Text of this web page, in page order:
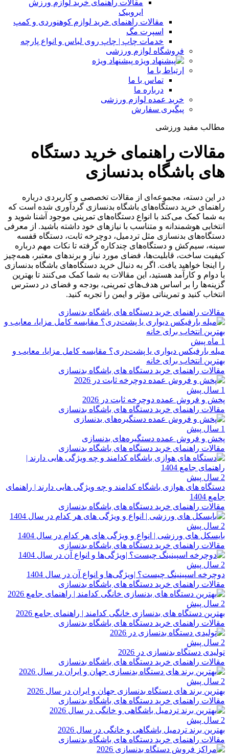
مقالات راهنمای خرید لوازم ورزش
ایروبیک
مقالات راهنمای خرید لوازم کوهنوردی و کمپ
اسپرت مگ
خدمات چاپ | چاپ روی لباس و انواع پارچه
فروشگاه لوازم ورزشی
پیشنهاد ویژه
ارتباط با ما
تماس با ما
درباره ما
خرید عمده لوازم ورزشی
پیگیری سفارش
مطالب مفید ورزشی
مقالات راهنمای خرید دستگاه
های باشگاه بدنسازی
در این دسته، مجموعه‌ای از مقالات تخصصی و کاربردی درباره
راهنمای خرید دستگاه‌های باشگاه بدنسازی گردآوری شده است که
به شما کمک می‌کند با انواع دستگاه‌های تمرینی موجود آشنا شوید و
انتخابی هوشمندانه و متناسب با نیازهای خود داشته باشید. از معرفی
دستگاه‌های بدنسازی مثل تردمیل، دوچرخه ثابت، دستگاه قفسه
سینه، سیم‌کش و دستگاه‌های چندکاره گرفته تا نکات مهم درباره
کیفیت ساخت، قابلیت‌ها، فضای مورد نیاز و برندهای معتبر، همه‌چیز
را اینجا خواهید یافت. اگر به دنبال خرید دستگاه‌های باشگاه بدنسازی
با دوام و کارآمد هستید، این مقالات به شما کمک می‌کنند تا بهترین
گزینه‌ها را بر اساس هدف‌های تمرینی، بودجه و فضای در دسترس
انتخاب کنید و تمریناتی مؤثر و ایمن را تجربه کنید.
مقالات راهنمای خرید دستگاه های باشگاه بدنسازی
1 ماه پیش
میله بارفیکس دیواری یا پشت‌دری؟ مقایسه کامل مزایا، معایب و
بهترین انتخاب برای خانه
مقالات راهنمای خرید دستگاه های باشگاه بدنسازی
1 سال پیش
پخش و فروش عمده دوچرخه ثابت در 2026
مقالات راهنمای خرید دستگاه های باشگاه بدنسازی
1 سال پیش
پخش و فروش عمده دستگیره‌های بدنسازی
مقالات راهنمای خرید دستگاه های باشگاه بدنسازی
2 سال پیش
دستگاه های هوازی باشگاه کدامند و چه ویژگی هایی دارند | راهنمای
جامع 1404
مقالات راهنمای خرید دستگاه های باشگاه بدنسازی
2 سال پیش
بایسکل های ورزشی | انواع و ویژگی های هر کدام در سال 1404
مقالات راهنمای خرید دستگاه های باشگاه بدنسازی
2 سال پیش
دوچرخه اسپینینگ چیست؟ |ویژگی‌ها و انواع آن در سال 1404
مقالات راهنمای خرید دستگاه های باشگاه بدنسازی
2 سال پیش
بهترین دستگاه های بدنسازی خانگی کدامند | راهنمای جامع 2026
مقالات راهنمای خرید دستگاه های باشگاه بدنسازی
2 سال پیش
تولیدی دستگاه بدنسازی در 2026
مقالات راهنمای خرید دستگاه های باشگاه بدنسازی
2 سال پیش
بهترین برند های دستگاه بدنسازی جهان و ایران در سال 2026
مقالات راهنمای خرید دستگاه های باشگاه بدنسازی
2 سال پیش
بهترین برند تردمیل باشگاهی و خانگی در سال 2026
مقالات راهنمای خرید دستگاه های باشگاه بدنسازی